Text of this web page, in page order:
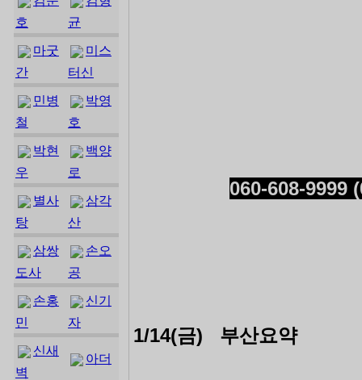
호
균
마굿
간
미스
터신
민병
철
박영
호
박현
우
백양
로
별사
탕
삼각
산
삼쌍
도사
손오
공
손홍
민
신기
자
신새
벽
아더
060-608-9999
1/14(금) 부산요약